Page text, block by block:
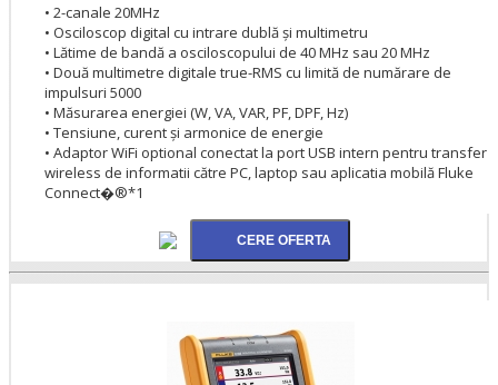
• 2-canale 20MHz
• Osciloscop digital cu intrare dublă şi multimetru
• Lătime de bandă a osciloscopului de 40 MHz sau 20 MHz
• Două multimetre digitale true-RMS cu limită de numărare de
impulsuri 5000
• Măsurarea energiei (W, VA, VAR, PF, DPF, Hz)
• Tensiune, curent şi armonice de energie
• Adaptor WiFi optional conectat la port USB intern pentru transfer
wireless de informatii către PC, laptop sau aplicatia mobilă Fluke
Connect�®*1